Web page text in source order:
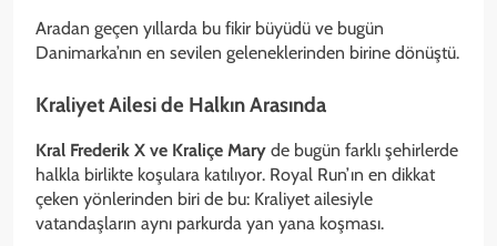
Aradan geçen yıllarda bu fikir büyüdü ve bugün
Danimarka’nın en sevilen geleneklerinden birine dönüştü.
Kraliyet Ailesi de Halkın Arasında
Kral Frederik X ve Kraliçe Mary de bugün farklı şehirlerde
halkla birlikte koşulara katılıyor. Royal Run’ın en dikkat
çeken yönlerinden biri de bu: Kraliyet ailesiyle
vatandaşların aynı parkurda yan yana koşması.